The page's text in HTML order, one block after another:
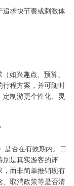
求快节奏或刺激体
如兴趣点、预算、
行程方案，并可随时
制游更个性化、灵
是否在有效期内。二
别是真实游客的评
而非简单推销现有
、取消政策等是否清